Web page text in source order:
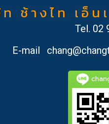
ท ช้ า ง ไ ท เ อ็ น
Tel. 02
E-mail